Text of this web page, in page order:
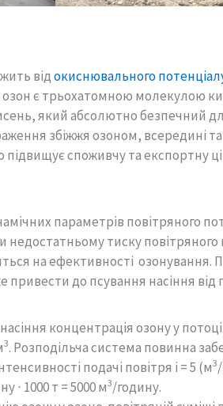
відокиснювального
є трьохатомною молекулою
який абсолютно безпечний
збіжжя озоном, всередині та
споживчу та експортну
параметрів повітряного
недостатньому тиску
на ефективності озонування.
до псування насіння від
концентрація озону у
3. Розподільча система повинна
подачі повітря і = 5 (м3
∙ 1000 т = 5000 м3/годину.